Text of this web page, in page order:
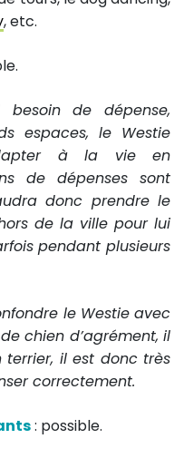
, etc.
de dépense,
espaces, le Westie
à la vie en
de dépenses sont
donc prendre le
de la ville pour lui
pendant plusieurs
le Westie avec
chien d’agrément, il
il est donc très
correctement.
: possible.